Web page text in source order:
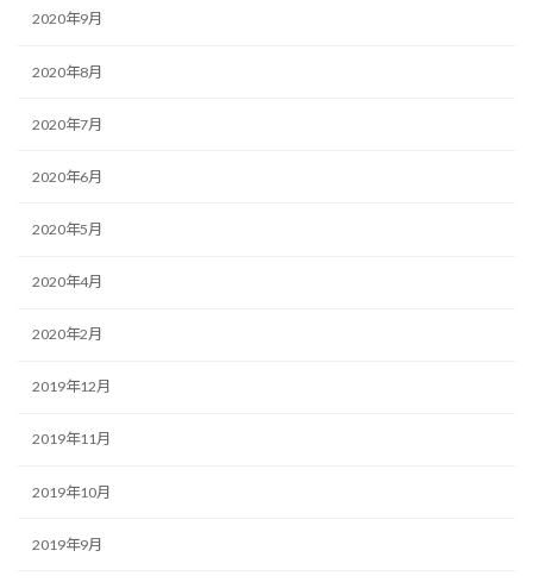
2020年9月
2020年8月
2020年7月
2020年6月
2020年5月
2020年4月
2020年2月
2019年12月
2019年11月
2019年10月
2019年9月